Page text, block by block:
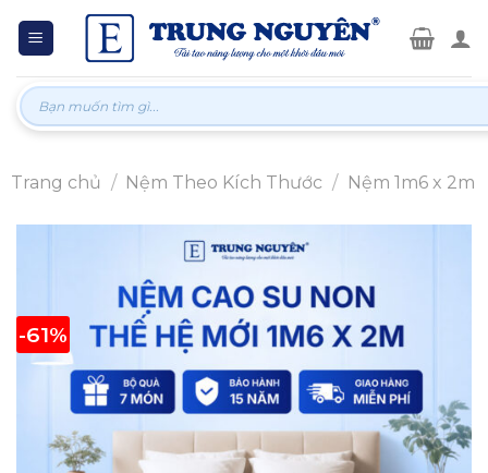
Tìm
kiếm:
Trang chủ / Nệm Theo Kích Thước / Nệm 1m6 x 2m
-61%